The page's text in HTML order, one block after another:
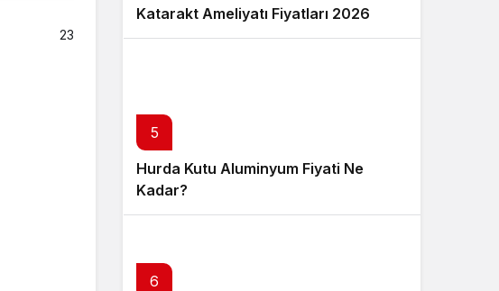
23
Katarakt Ameliyatı Fiyatları 2026
5
Hurda Kutu Aluminyum Fiyati Ne
Kadar?
6